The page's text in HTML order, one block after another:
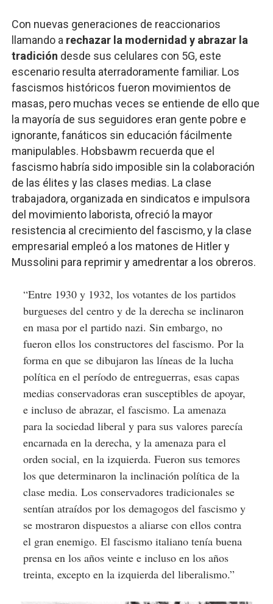
Con nuevas generaciones de reaccionarios
llamando a rechazar la modernidad y abrazar la
tradición desde sus celulares con 5G, este
escenario resulta aterradoramente familiar. Los
fascismos históricos fueron movimientos de
masas, pero muchas veces se entiende de ello que
la mayoría de sus seguidores eran gente pobre e
ignorante, fanáticos sin educación fácilmente
manipulables. Hobsbawm recuerda que el
fascismo habría sido imposible sin la colaboración
de las élites y las clases medias. La clase
trabajadora, organizada en sindicatos e impulsora
del movimiento laborista, ofreció la mayor
resistencia al crecimiento del fascismo, y la clase
empresarial empleó a los matones de Hitler y
Mussolini para reprimir y amedrentar a los obreros.
“Entre 1930 y 1932, los votantes de los partidos
burgueses del centro y de la derecha se inclinaron
en masa por el partido nazi. Sin embargo, no
fueron ellos los constructores del fascismo. Por la
forma en que se dibujaron las líneas de la lucha
política en el período de entreguerras, esas capas
medias conservadoras eran susceptibles de apoyar,
e incluso de abrazar, el fascismo. La amenaza
para la sociedad liberal y para sus valores parecía
encarnada en la derecha, y la amenaza para el
orden social, en la izquierda. Fueron sus temores
los que determinaron la inclinación política de la
clase media. Los conservadores tradicionales se
sentían atraídos por los demagogos del fascismo y
se mostraron dispuestos a aliarse con ellos contra
el gran enemigo. El fascismo italiano tenía buena
prensa en los años veinte e incluso en los años
treinta, excepto en la izquierda del liberalismo.”